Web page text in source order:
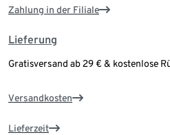
Zahlung in der Filiale
Lieferung
Gratisversand ab 29 € & kostenlose
Versandkosten
Lieferzeit